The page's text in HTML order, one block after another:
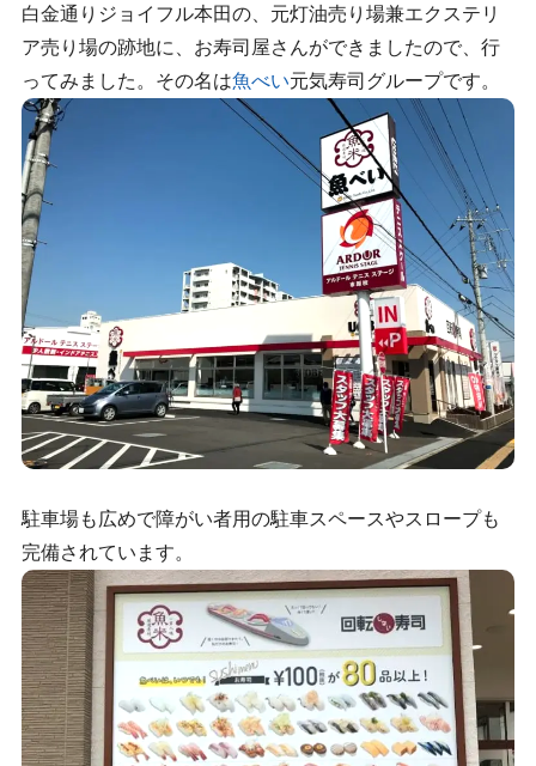
白金通りジョイフル本田の、元灯油売り場兼エクステリ
ア売り場の跡地に、お寿司屋さんができましたので、行
ってみました。その名は魚べい元気寿司グループです。
駐車場も広めで障がい者用の駐車スペースやスロープも
完備されています。